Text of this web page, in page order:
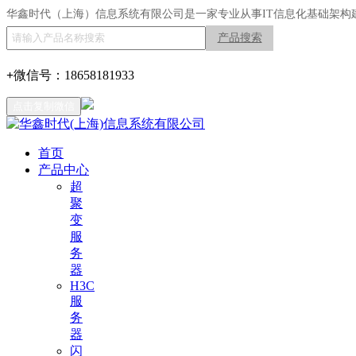
华鑫时代（上海）信息系统有限公司是一家专业从事IT信息化基础架构
产品搜索
+微信号： 18658181933
首页
产品中心
超
聚
变
服
务
器
H3C
服
务
器
闪